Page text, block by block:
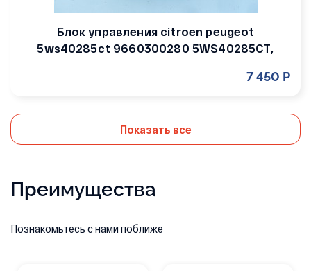
Блок управления citroen peugeot
5ws40285ct 9660300280 5WS40285CT,
7 450 Р
Показать все
Преимущества
Познакомьтесь с нами поближе